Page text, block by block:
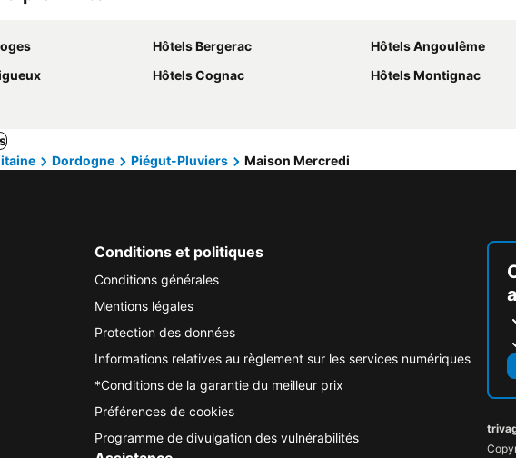
Hôtels Bergerac
Hôtels Angoulême
Hôtels Cognac
Hôtels Montignac
Dordogne Piégut-Pluviers Maison Mercredi
Conditions et politiques
Conditions générales
Mentions légales
Protection des données
Informations relatives au règlement sur les services numériques
*Conditions de la garantie du meilleur prix
Préférences de cookies
Programme de divulgation des vulnérabilités